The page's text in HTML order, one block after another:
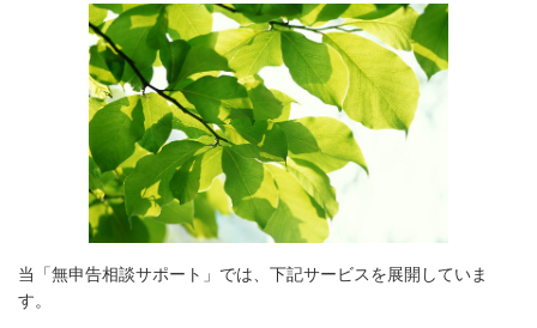
当「無申告相談サポート」では、下記サービスを展開していま
す。